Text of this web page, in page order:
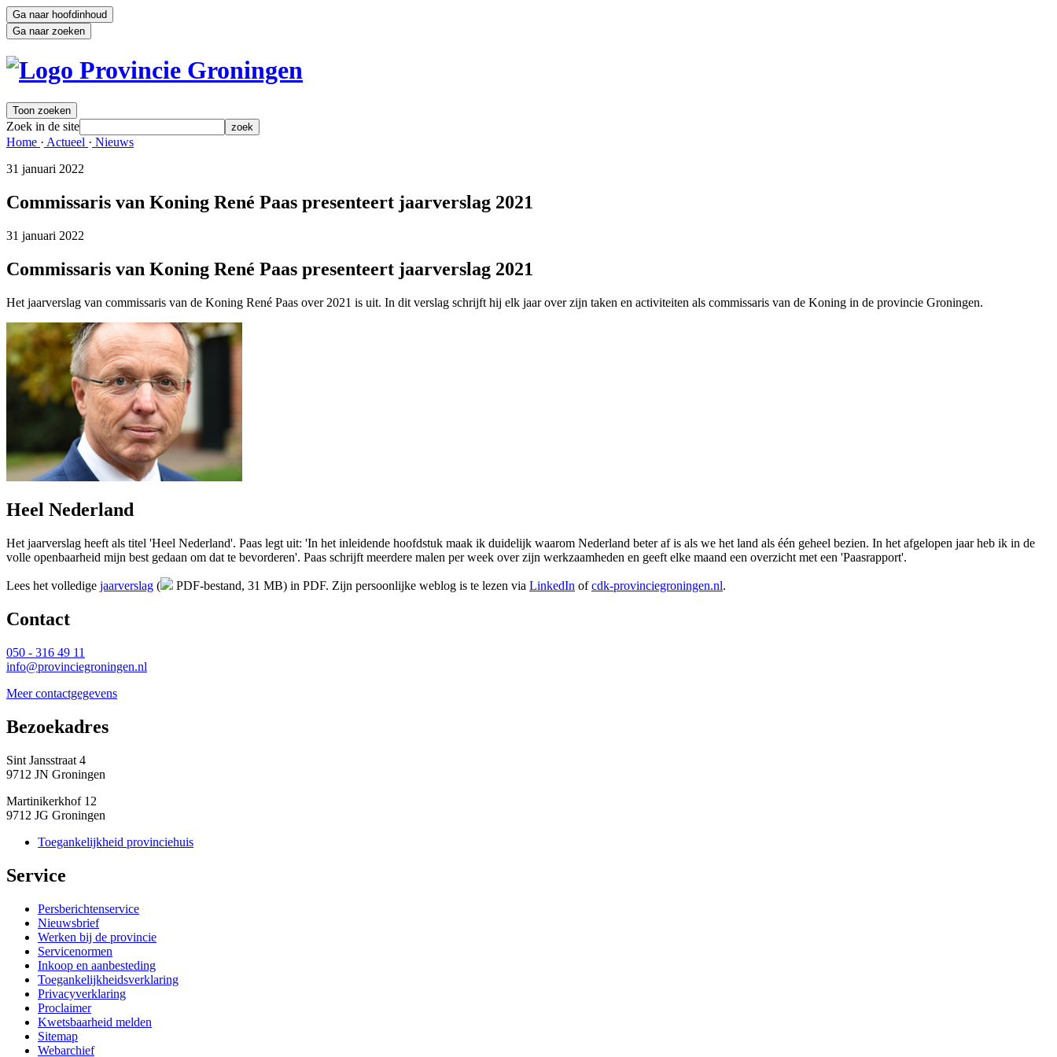
Ga naar hoofdinhoud
Ga naar zoeken
Toon zoeken
Zoek in de site zoek
Home · Actueel · Nieuws
31 januari 2022
Commissaris van Koning René Paas presenteert jaarverslag 2021
31 januari 2022
Commissaris van Koning René Paas presenteert jaarverslag 2021
Het jaarverslag van commissaris van de Koning René Paas over 2021 is uit. In dit verslag schrijft hij elk jaar over zijn taken en activiteiten als commissaris van de Koning in de provincie Groningen.
Heel Nederland
Het jaarverslag heeft als titel 'Heel Nederland'. Paas legt uit: 'In het inleidende hoofdstuk maak ik duidelijk waarom Nederland beter af is als we het land als één geheel bezien. In het afgelopen jaar heb ik in de
volle openbaarheid mijn best gedaan om dat te bevorderen'. Paas schrijft meerdere malen per week over zijn werkzaamheden en geeft elke maand een overzicht met een 'Paasrapport'.
Lees het volledige jaarverslag ( PDF-bestand, 31 MB) in PDF. Zijn persoonlijke weblog is te lezen via LinkedIn of cdk-provinciegroningen.nl.
Contact
050 - 316 49 11
info@provinciegroningen.nl
Meer contactgegevens
Bezoekadres
Sint Jansstraat 4
9712 JN Groningen
Martinikerkhof 12
9712 JG Groningen
Toegankelijkheid provinciehuis
Service
Persberichtenservice
Nieuwsbrief
Werken bij de provincie
Servicenormen
Inkoop en aanbesteding
Toegankelijkheidsverklaring
Privacyverklaring
Proclaimer
Kwetsbaarheid melden
Sitemap
Webarchief